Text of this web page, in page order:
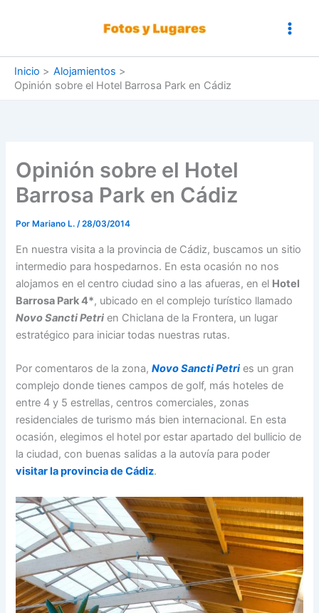
Inicio
Alojamientos
Opinión sobre el Hotel Barrosa Park en Cádiz
Opinión sobre el Hotel
Barrosa Park en Cádiz
Por Mariano L./28/03/2014
En nuestra visita a la provincia de Cádiz, buscamos un sitio
intermedio para hospedarnos. En esta ocasión no nos
alojamos en el centro ciudad sino a las afueras, en el Hotel
Barrosa Park 4*, ubicado en el complejo turístico llamado
Novo Sancti Petri en Chiclana de la Frontera, un lugar
estratégico para iniciar todas nuestras rutas.
Por comentaros de la zona,Novo Sancti Petri es un gran
complejo donde tienes campos de golf, más hoteles de
entre 4 y 5 estrellas, centros comerciales, zonas
residenciales de turismo más bien internacional. En esta
ocasión, elegimos el hotel por estar apartado del bullicio de
la ciudad, con buenas salidas a la autovía para poder
visitar la provincia de Cádiz.